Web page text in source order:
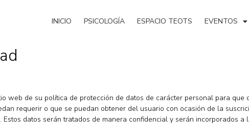
INICIO PSICOLOGÍA ESPACIO TEOTS EVENTOS
web de su política de protección de datos de carácter personal para
requerir o que se puedan obtener del usuario con ocasión de la
Estos datos serán tratados de manera confidencial y serán incorporados